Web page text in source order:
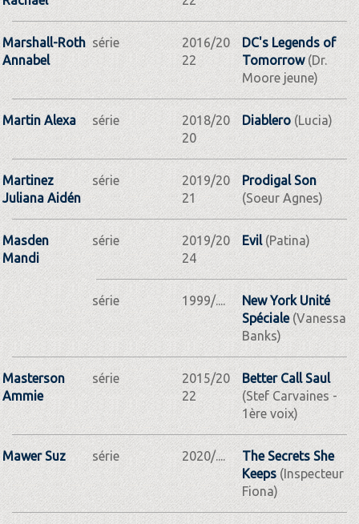
Marshall-Roth
Annabel
série
2016/20
22
DC's Legends of
Tomorrow(Dr.
Moore jeune)
Martin Alexa série
2018/20
20
Diablero(Lucia)
Martinez
Juliana Aidén
série
2019/20
21
Prodigal Son
(Soeur Agnes)
Masden
Mandi
série
2019/20
24
Evil(Patina)
série 1999/....
New York Unité
Spéciale(Vanessa
Banks)
Masterson
Ammie
série
2015/20
22
Better Call Saul
(Stef Carvaines -
1ère voix)
Mawer Suz série 2020/....
The Secrets She
Keeps(Inspecteur
Fiona)